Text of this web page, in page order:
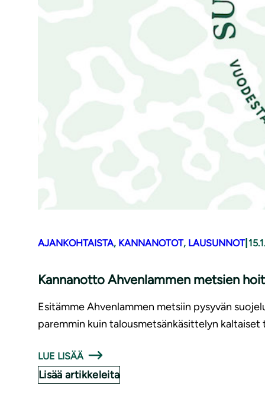
AJANKOHTAISTA, KANNANOTOT, LAUSUNNOT|
Kannanotto Ahvenlammen metsien
Esitämme Ahvenlammen metsiin pysyvän
paremmin kuin talousmetsänkäsittelyn kaltaiset
LUE LISÄÄ
Lisää artikkeleita